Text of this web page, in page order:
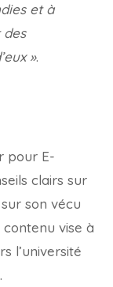
et à
».
pour E-
clairs sur
son vécu
vise à
l’université